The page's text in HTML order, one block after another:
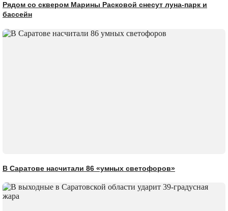
Рядом со сквером Марины Расковой снесут луна-парк и
бассейн
В Саратове насчитали 86 «умных светофоров»